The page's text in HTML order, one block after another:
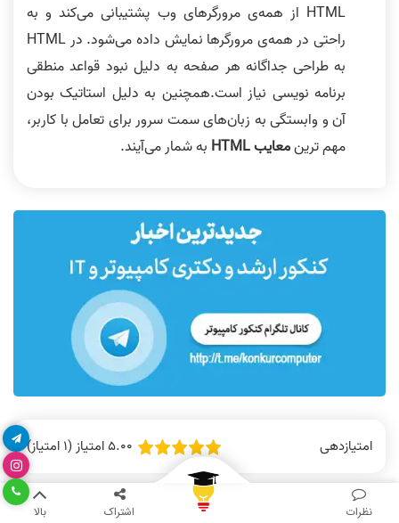
نظرات اشتراک بالا
HTML از همه‌ی مرورگرهای وب پشتیبانی می‌کند و به
راحتی در همه‌ی مرورگرها نمایش داده می‌شود. در HTML
به طراحی جداگانه هر صفحه به دلیل نبود قواعد منطقی
برنامه نویسی نیاز است.همچنین به دلیل استاتیک بودن
آن و وابستگی به زبان‌های سمت سرور برای تعامل با کاربر،
مهم ترینمعایب HTML به شمار می‌آیند.
امتیازدهی 5.00 امتیاز (1 امتیاز)